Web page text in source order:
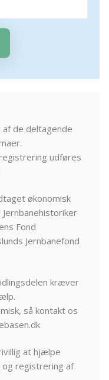
de deltagende
udføres
økonomisk
Fond
Jernbanefond
kræver
så kontakt os
at hjælpe
og registrering af